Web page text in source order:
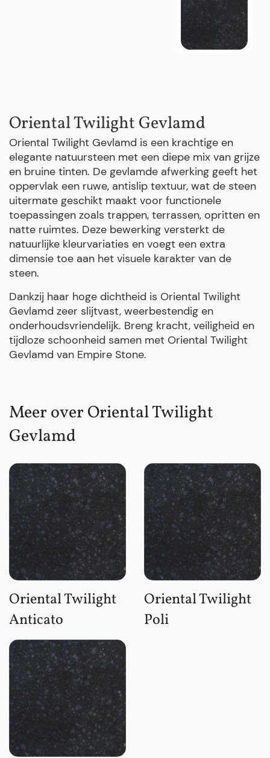
Oriental Twilight Gevlamd
Oriental Twilight Gevlamd is een krachtige en
elegante natuursteen met een diepe mix van grijze
en bruine tinten. De gevlamde afwerking geeft het
oppervlak een ruwe, antislip textuur, wat de steen
uitermate geschikt maakt voor functionele
toepassingen zoals trappen, terrassen, opritten en
natte ruimtes. Deze bewerking versterkt de
natuurlijke kleurvariaties en voegt een extra
dimensie toe aan het visuele karakter van de
steen.
Dankzij haar hoge dichtheid is Oriental Twilight
Gevlamd zeer slijtvast, weerbestendig en
onderhoudsvriendelijk. Breng kracht, veiligheid en
tijdloze schoonheid samen met Oriental Twilight
Gevlamd van Empire Stone.
Meer over Oriental Twilight
Gevlamd
Oriental Twilight
Anticato
Oriental Twilight
Poli